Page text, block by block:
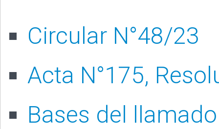
Circular N°48/23
Acta N°175,
Bases del llamado